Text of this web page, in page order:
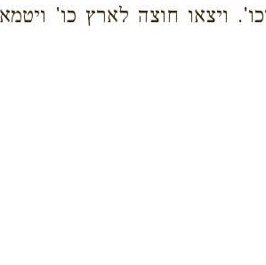
ויצאו חוצה לארץ כו'